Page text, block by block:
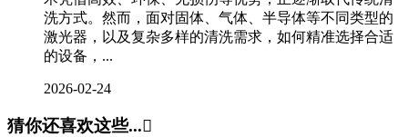
洗方式。然而，面对固体、气体、半导体等不同类型的
激光器，以及复杂多样的清洗需求，如何精准选择合适
的设备，...
2026-02-24
猜你还喜欢这些...